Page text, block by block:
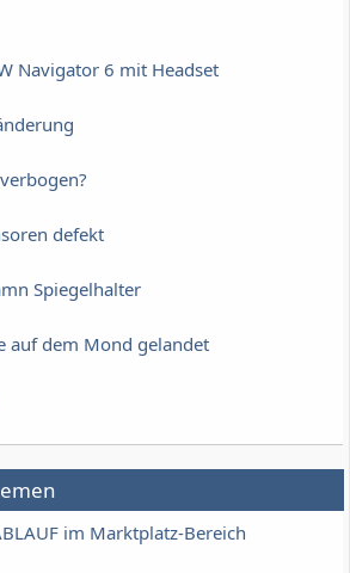
Navigator 6 mit Headset
defekt
Spiegelhalter
auf dem Mond gelandet
im Marktplatz-Bereich